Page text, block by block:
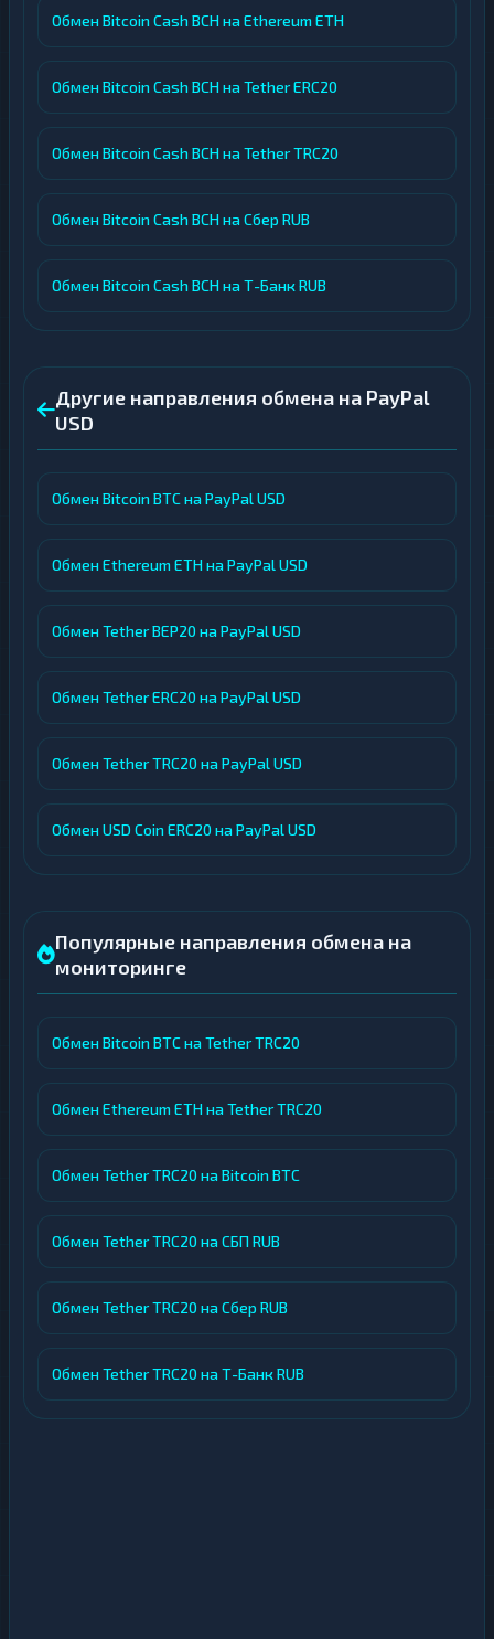
Обмен Bitcoin Cash BCH на Ethereum ETH
Обмен Bitcoin Cash BCH на Tether ERC20
Обмен Bitcoin Cash BCH на Tether TRC20
Обмен Bitcoin Cash BCH на Сбер RUB
Обмен Bitcoin Cash BCH на Т-Банк RUB
Другие направления обмена на PayPal
USD
Обмен Bitcoin BTC на PayPal USD
Обмен Ethereum ETH на PayPal USD
Обмен Tether BEP20 на PayPal USD
Обмен Tether ERC20 на PayPal USD
Обмен Tether TRC20 на PayPal USD
Обмен USD Coin ERC20 на PayPal USD
Популярные направления обмена на
мониторинге
Обмен Bitcoin BTC на Tether TRC20
Обмен Ethereum ETH на Tether TRC20
Обмен Tether TRC20 на Bitcoin BTC
Обмен Tether TRC20 на СБП RUB
Обмен Tether TRC20 на Сбер RUB
Обмен Tether TRC20 на Т-Банк RUB